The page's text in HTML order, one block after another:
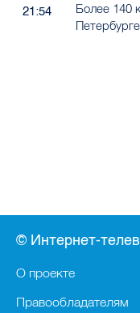
21:54
Более 140
© Интернет-
О проекте
Правообладателям